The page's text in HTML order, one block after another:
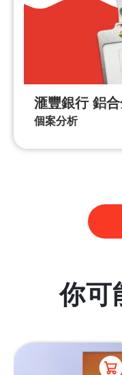
滙豐銀行 鋁
個案分析
你可